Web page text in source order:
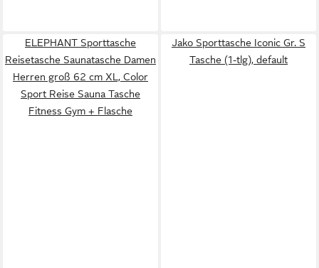
ELEPHANT Sporttasche
Reisetasche Saunatasche Damen
Herren groß 62 cm XL, Color
Sport Reise Sauna Tasche
Fitness Gym + Flasche
Jako Sporttasche Iconic Gr. S
Tasche (1-tlg), default